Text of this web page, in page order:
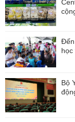
Đến
học
Bộ